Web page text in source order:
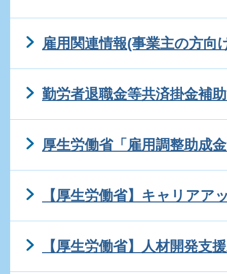
雇用関連情報(事業主の方向
勤労者退職金等共済掛金補
厚生労働省「雇用調整助成
【厚生労働省】キャリアア
【厚生労働省】人材開発支